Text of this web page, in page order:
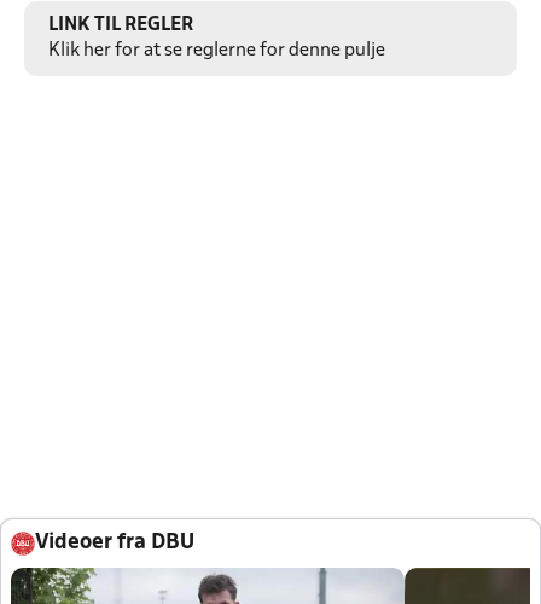
LINK TIL REGLER
Klik her for at se reglerne for denne pulje
Videoer fra DBU